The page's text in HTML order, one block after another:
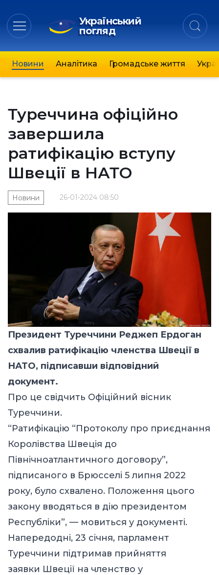
Український
погляд
Новини Аналітика Громадське життя
Туреччина офіційно
завершила
ратифікацію вступу
Швеції в НАТО
26-01-2024 08:50
Новини
Президент Туреччини Реджеп Ердоган
схвалив ратифікацію членства Швеції в
НАТО, підписавши відповідний
документ.
Про це свідчить Офіційний вісник
Туреччини.
“Ратифікацію “Протоколу про приєднання
Королівства Швеція до
Північноатлантичного договору”,
підписаного в Брюсселі 5 липня 2022
року, було схвалено. Положення цього
закону вводяться в дію президентом
Республіки”, — мовиться у документі.
Напередодні, 23 січня, парламент
Туреччини підтримав прийняття
заявки Швеції на членство у